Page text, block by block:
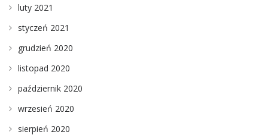
luty 2021
styczeń 2021
grudzień 2020
listopad 2020
październik 2020
wrzesień 2020
sierpień 2020